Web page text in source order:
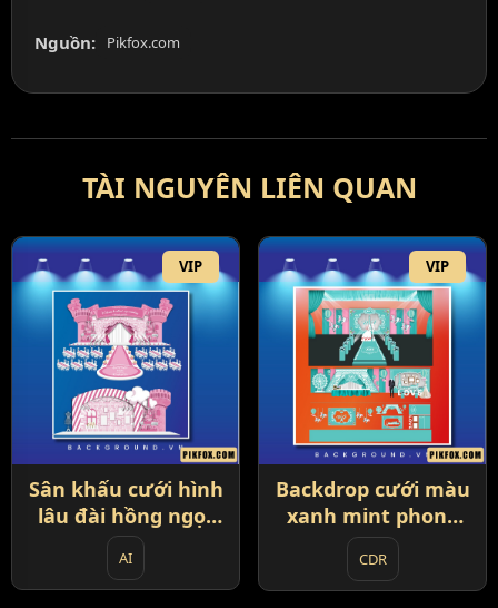
Nguồn: Pikfox.com
TÀI NGUYÊN LIÊN QUAN
VIP
Sân khấu cưới hình
lâu đài hồng ngọt
ngào (91)
AI
VIP
Backdrop cưới màu
xanh mint phong
cách lễ hội carnival
hiện đại (83)
CDR